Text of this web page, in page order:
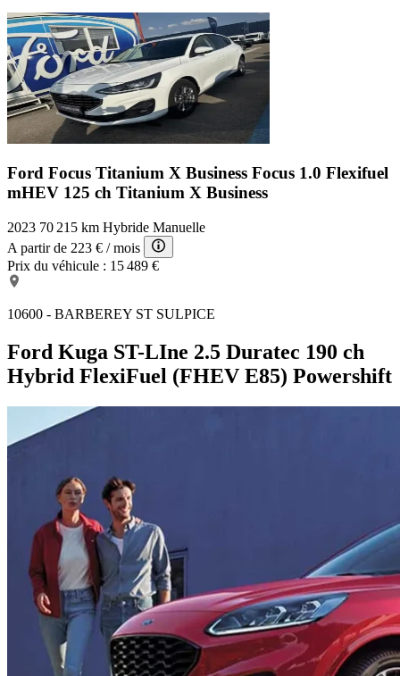
Ford Focus Titanium X Business Focus 1.0 Flexifuel
mHEV 125 ch Titanium X Business
2023 70 215 km Hybride Manuelle
A partir de 223 € / mois
Prix du véhicule : 15 489 €
10600 - BARBEREY ST SULPICE
Ford Kuga ST-LIne 2.5 Duratec 190 ch
Hybrid FlexiFuel (FHEV E85) Powershift